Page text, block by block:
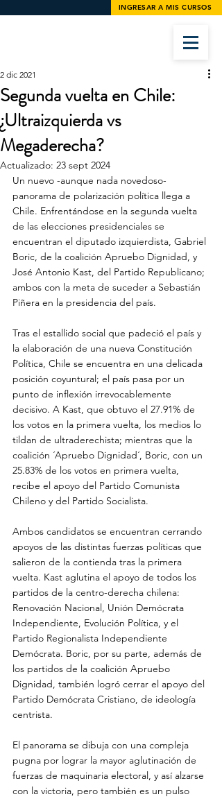
INGRESAR A MIS CURSOS
Segunda vuelta en Chile:
¿Ultraizquierda vs
Megaderecha?
2 dic 2021
Actualizado: 23 sept 2024
Un nuevo -aunque nada novedoso-
panorama de polarización política llega a
Chile. Enfrentándose en la segunda vuelta
de las elecciones presidenciales se
encuentran el diputado izquierdista, Gabriel
Boric, de la coalición Apruebo Dignidad, y
José Antonio Kast, del Partido Republicano;
ambos con la meta de suceder a Sebastián
Piñera en la presidencia del país.
Tras el estallido social que padeció el país y
la elaboración de una nueva Constitución
Política, Chile se encuentra en una delicada
posición coyuntural; el país pasa por un
punto de inflexión irrevocablemente
decisivo. A Kast, que obtuvo el 27.91% de
los votos en la primera vuelta, los medios lo
tildan de ultraderechista; mientras que la
coalición ´Apruebo Dignidad´, Boric, con un
25.83% de los votos en primera vuelta,
recibe el apoyo del Partido Comunista
Chileno y del Partido Socialista.
Ambos candidatos se encuentran cerrando
apoyos de las distintas fuerzas políticas que
salieron de la contienda tras la primera
vuelta. Kast aglutina el apoyo de todos los
partidos de la centro-derecha chilena:
Renovación Nacional, Unión Demócrata
Independiente, Evolución Política, y el
Partido Regionalista Independiente
Demócrata. Boric, por su parte, además de
los partidos de la coalición Apruebo
Dignidad, también logró cerrar el apoyo del
Partido Demócrata Cristiano, de ideología
centrista.
El panorama se dibuja con una compleja
pugna por lograr la mayor aglutinación de
fuerzas de maquinaria electoral, y así alzarse
con la victoria, pero también es un pulso